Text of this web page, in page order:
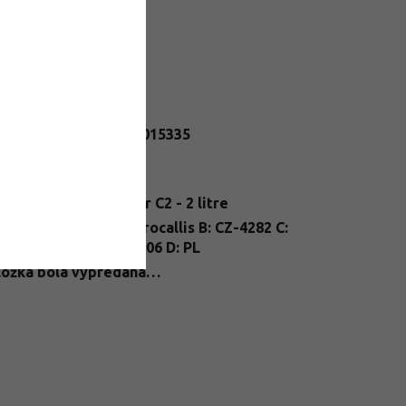
2284900015335
kontajner C2 - 2 litre
A: Hemerocallis B: CZ-4282 C:
24/FP/0006 D: PL
bola vypredaná…